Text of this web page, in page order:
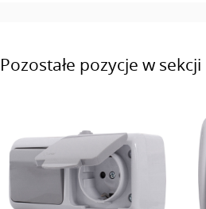
Pozostałe pozycje w sekcji